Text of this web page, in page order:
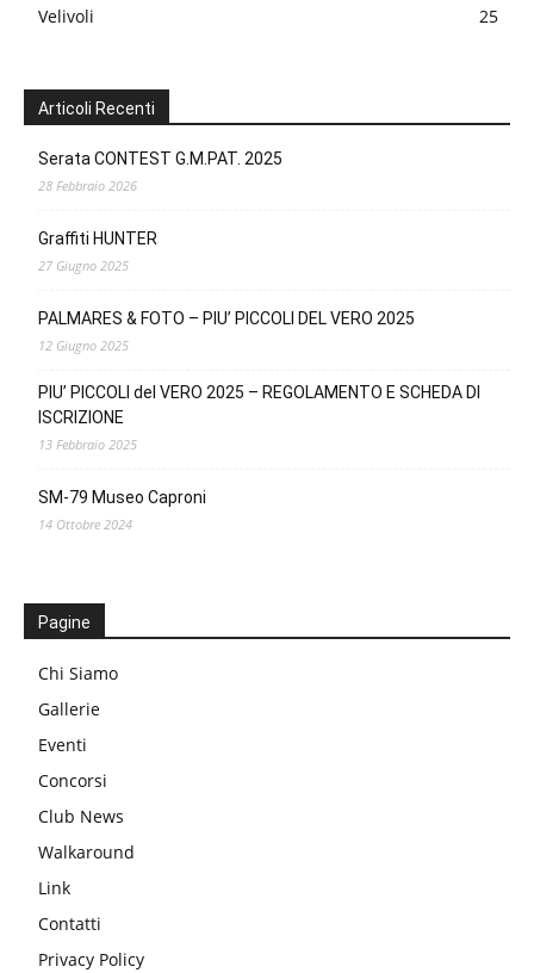
Velivoli 25
Articoli Recenti
Serata CONTEST G.M.PAT. 2025
28 Febbraio 2026
Graffiti HUNTER
27 Giugno 2025
PALMARES & FOTO – PIU’ PICCOLI DEL VERO 2025
12 Giugno 2025
PIU’ PICCOLI del VERO 2025 – REGOLAMENTO E SCHEDA DI
ISCRIZIONE
13 Febbraio 2025
SM-79 Museo Caproni
14 Ottobre 2024
Pagine
Chi Siamo
Gallerie
Eventi
Concorsi
Club News
Walkaround
Link
Contatti
Privacy Policy